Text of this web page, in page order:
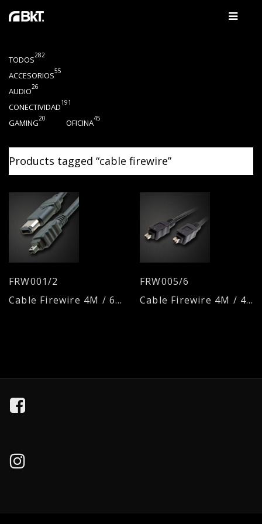
TODOS282
ACCESORIOS55
AUDIO26
CONECTIVIDAD191
GAMING20 OFICINA45
Products tagged “cable firewire”
FRW001/2
Cable Firewire 4M / 6M
FRW005/6
Cable Firewire 4M / 4M